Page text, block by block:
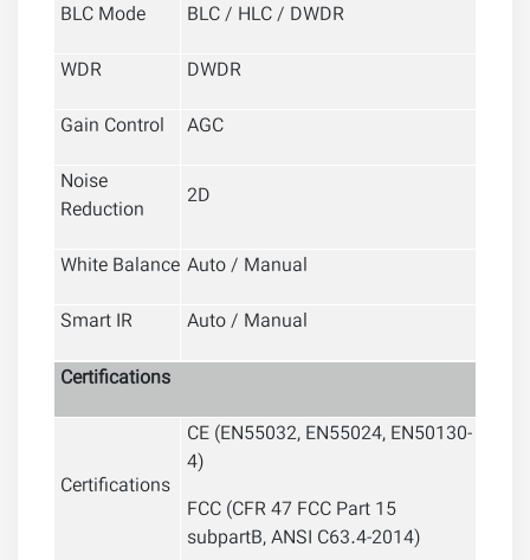
BLC Mode
BLC / HLC / DWDR
WDR
DWDR
Gain Control
AGC
Noise
Reduction
2D
White Balance Auto / Manual
Smart IR
Auto / Manual
Certifications
Certifications
CE (EN55032, EN55024, EN50130-
4)
FCC (CFR 47 FCC Part 15
subpartB, ANSI C63.4-2014)